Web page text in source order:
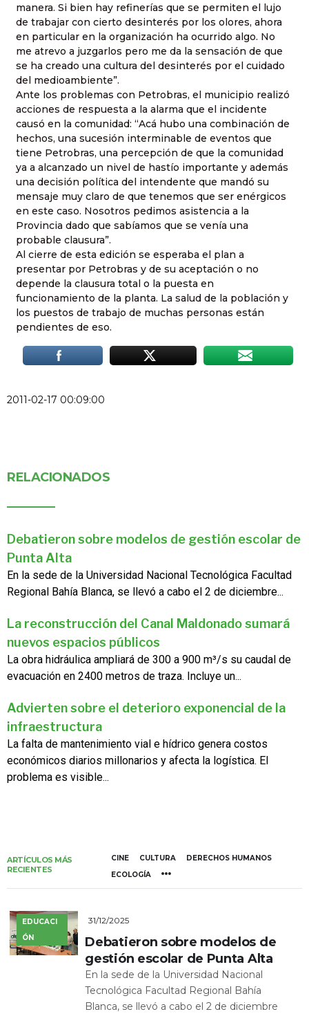
manera. Si bien hay refinerías que se permiten el lujo
de trabajar con cierto desinterés por los olores, ahora
en particular en la organización ha ocurrido algo. No
me atrevo a juzgarlos pero me da la sensación de que
se ha creado una cultura del desinterés por el cuidado
del medioambiente”.
Ante los problemas con Petrobras, el municipio realizó
acciones de respuesta a la alarma que el incidente
causó en la comunidad: “Acá hubo una combinación de
hechos, una sucesión interminable de eventos que
tiene Petrobras, una percepción de que la comunidad
ya a alcanzado un nivel de hastío importante y además
una decisión política del intendente que mandó su
mensaje muy claro de que tenemos que ser enérgicos
en este caso. Nosotros pedimos asistencia a la
Provincia dado que sabíamos que se venía una
probable clausura”.
Al cierre de esta edición se esperaba el plan a
presentar por Petrobras y de su aceptación o no
depende la clausura total o la puesta en
funcionamiento de la planta. La salud de la población y
los puestos de trabajo de muchas personas están
pendientes de eso.
2011-02-17 00:09:00
RELACIONADOS
Debatieron sobre modelos de gestión escolar de
Punta Alta
En la sede de la Universidad Nacional Tecnológica Facultad
Regional Bahía Blanca, se llevó a cabo el 2 de diciembre...
La reconstrucción del Canal Maldonado sumará
nuevos espacios públicos
La obra hidráulica ampliará de 300 a 900 m³/s su caudal de
evacuación en 2400 metros de traza. Incluye un...
Advierten sobre el deterioro exponencial de la
infraestructura
La falta de mantenimiento vial e hídrico genera costos
económicos diarios millonarios y afecta la logística. El
problema es visible...
ARTÍCULOS MÁS
RECIENTES
CINE CULTURA
DERECHOS HUMANOS
ECOLOGÍA
EDUCACI
ÓN
31/12/2025
Debatieron sobre modelos de
gestión escolar de Punta Alta
En la sede de la Universidad Nacional
Tecnológica Facultad Regional Bahía
Blanca, se llevó a cabo el 2 de diciembre